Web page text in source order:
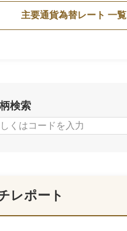
主要通貨為替レート 一覧
検索
レポート